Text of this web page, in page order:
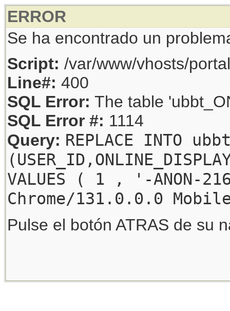
ERROR
Se ha encontrado un
Script: /var/www/vhosts/
Line#: 400
SQL Error: The table
SQL Error #: 1114
Query: REPLACE INTO
VALUES ( 1 , '-
Chrome/131.0.0.0
Pulse el botón ATRAS de su